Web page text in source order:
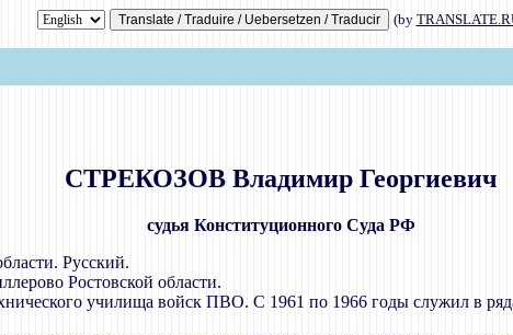
(by
СТРЕКОЗОВ Владимир Георгиевич
судья Конституционного Суда РФ
Русский.
Ростовской области.
училища войск ПВО. С 1961 по 1966 годы служил в